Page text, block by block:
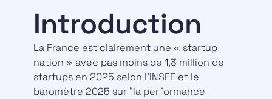
Introduction
La France est clairement une « startup
nation » avec pas moins de 1,3 million de
startups en 2025 selon l’INSEE et le
baromètre 2025 sur “la performance